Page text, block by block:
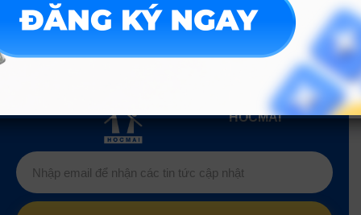
Hướng nghiệp
HOCMAI